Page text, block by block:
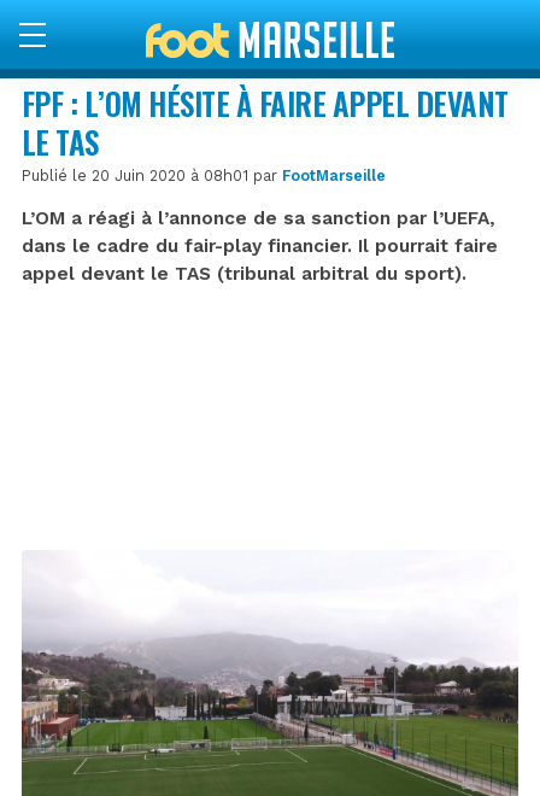
FPF : L’OM HÉSITE À FAIRE APPEL DEVANT
LE TAS
Publié le 20 Juin 2020 à 08h01 par FootMarseille
L’OM a réagi à l’annonce de sa sanction par l’UEFA,
dans le cadre du fair-play financier. Il pourrait faire
appel devant le TAS (tribunal arbitral du sport).